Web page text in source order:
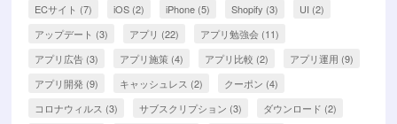
ECサイト (7) iOS (2) iPhone (5) Shopify (3) UI (2)
アップデート (3) アプリ (22) アプリ勉強会 (11)
アプリ広告 (3) アプリ施策 (4) アプリ比較 (2) アプリ運用 (9)
アプリ開発 (9) キャッシュレス (2) クーポン (4)
コロナウィルス (3) サブスクリプション (3) ダウンロード (2)